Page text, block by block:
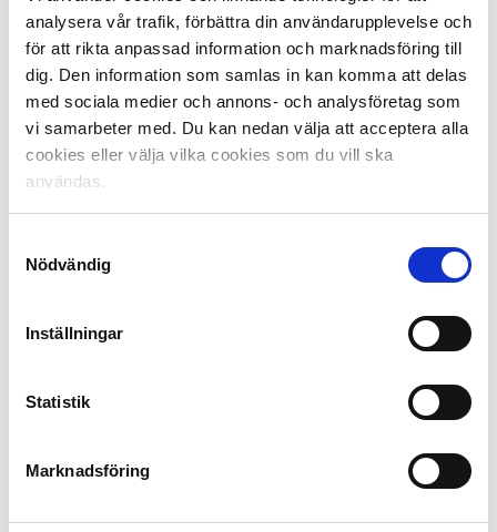
analysera vår trafik, förbättra din användarupplevelse och
för att rikta anpassad information och marknadsföring till
dig. Den information som samlas in kan komma att delas
med sociala medier och annons- och analysföretag som
vi samarbeter med. Du kan nedan välja att acceptera alla
cookies eller välja vilka cookies som du vill ska
användas.
Nödvändig
Inställningar
Statistik
Marknadsföring
poserar för en gruppbild under upptaktsträffen för
Superettan den 25 mars 2019 i Göteborg.
Foto: Mathias Bergeld / BILDBYRÅN / Cop 200
13:30 IF Brommapojkarna – Västerås SK
16:00 Mjällby AIF – Varbergs BoIS
16:00 Trelleborgs FF – GAIS
17:30 Syrianska FC – Degerfors IF
Måndag 1 april:
Tisdag 2 april: